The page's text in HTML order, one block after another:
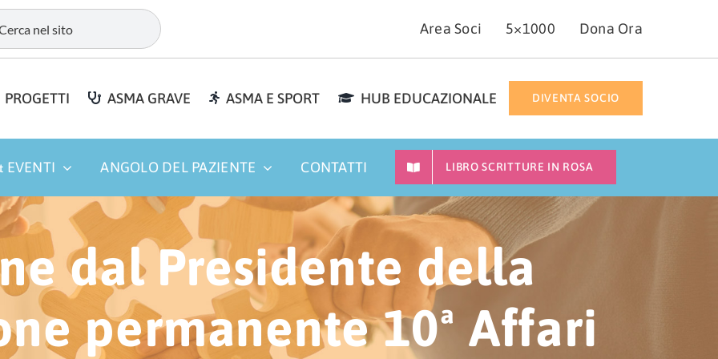
Area Soci 5×1000 Dona Ora
PROGETTI ASMA GRAVE ASMA E SPORT HUB EDUCAZIONALE DIVENTA SOCIO
EVENTI ANGOLO DEL PAZIENTE CONTATTI LIBRO SCRITTURE IN ROSA
dal Presidente della
permanente 10ª Affari